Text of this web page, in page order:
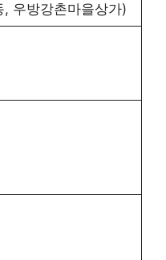
우방강촌마을상가)